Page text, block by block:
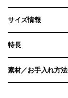
サイズ情報
特長
素材／お手入れ方法